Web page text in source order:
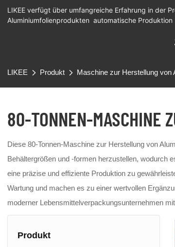
LIKEE verfügt über umfangreiche Erfahrung in der
Aluminiumfolienprodukten automatische Produktion
LIKEE Produkt Maschine zur Herstellung von
80-TONNEN-MASCHINE
Diese 80-Tonnen-Maschine zur Herstellung von
Behältergrößen und -formen herzustellen, wodurch
eine präzise und effiziente Produktion zu
Wartung und machen es zu einer wertvollen
moderner Lebensmittelverpackungsunternehmen
Produkt